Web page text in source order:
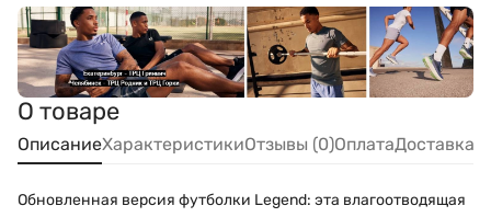
О товаре
ОписаниеХарактеристикиОтзывы (0)ОплатаДоставка
Обновленная версия футболки Legend: эта влагоотводящая